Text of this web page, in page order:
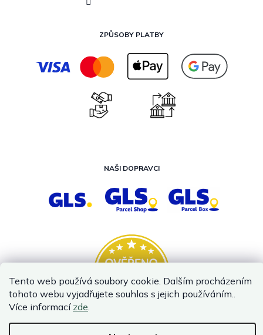
Tento web používá soubory cookie. Dalším procházením
tohoto webu vyjadřujete souhlas s jejich používáním..
Více informací zde.
ZPŮSOBY PLATBY
NAŠI DOPRAVCI